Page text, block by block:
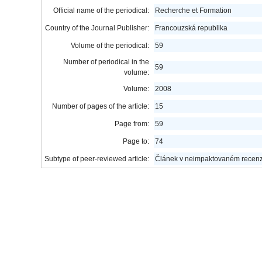
Official name of the periodical: Recherche et Formation
Country of the Journal Publisher: Francouzská republika
Volume of the periodical:
59
Number of periodical in the
volume:
59
Volume: 2008
Number of pages of the article: 15
Page from: 59
Page to: 74
Subtype of peer-reviewed article: Článek v neimpaktovaném